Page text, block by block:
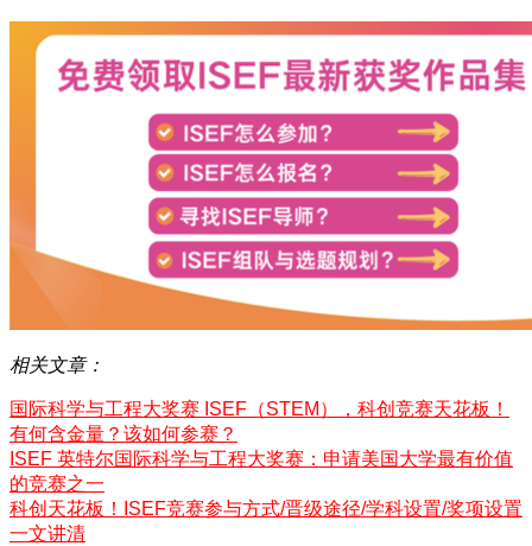
相关文章：
国际科学与工程大奖赛 ISEF（STEM），科创竞赛天花板！
有何含金量？该如何参赛？
ISEF 英特尔国际科学与工程大奖赛：申请美国大学最有价值
的竞赛之一
科创天花板！ISEF竞赛参与方式/晋级途径/学科设置/奖项设置
一文讲清